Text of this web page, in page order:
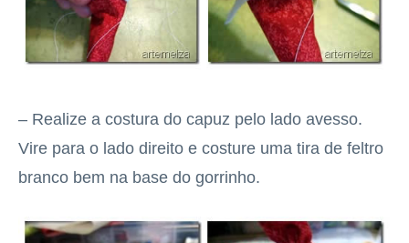
– Realize a costura do capuz pelo lado avesso.
Vire para o lado direito e costure uma tira de feltro
branco bem na base do gorrinho.